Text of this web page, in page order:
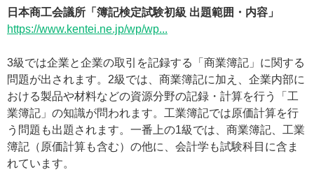
日本商工会議所「簿記検定試験初級 出題範囲・内容」
https://www.kentei.ne.jp/wp/wp...
3級では企業と企業の取引を記録する「商業簿記」に関する
問題が出されます。2級では、商業簿記に加え、企業内部に
おける製品や材料などの資源分野の記録・計算を行う「工
業簿記」の知識が問われます。工業簿記では原価計算を行
う問題も出題されます。一番上の1級では、商業簿記、工業
簿記（原価計算も含む）の他に、会計学も試験科目に含ま
れています。